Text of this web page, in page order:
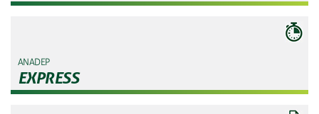
ANADEP
EXPRESS